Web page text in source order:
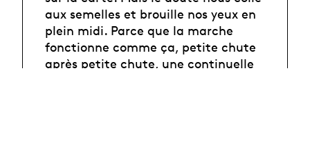
aux semelles et brouille nos yeux en
plein midi. Parce que la marche
fonctionne comme ça, petite chute
après petite chute, une continuelle